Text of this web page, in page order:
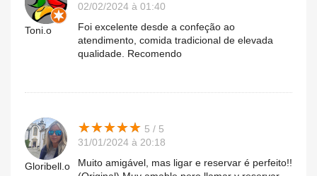
Toni.o
02/02/2024 à 01:40
Foi excelente desde a confeção ao
atendimento, comida tradicional de elevada
qualidade. Recomendo
Gloribell.o
★★★★★
★★★★★ 5 / 5
31/01/2024 à 20:18
Muito amigável, mas ligar e reservar é perfeito!!